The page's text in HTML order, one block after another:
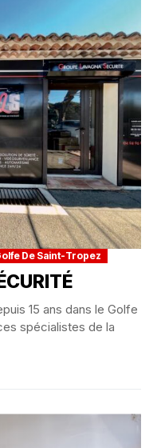
De Saint-Tropez
15 ans dans le Golfe
spécialistes de la